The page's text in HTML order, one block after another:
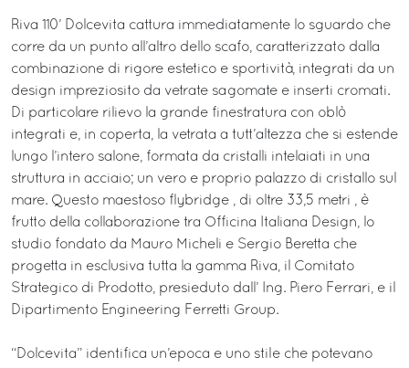
Riva 110’ Dolcevita cattura immediatamente lo sguardo che
corre da un punto all’altro dello scafo, caratterizzato dalla
combinazione di rigore estetico e sportività, integrati da un
design impreziosito da vetrate sagomate e inserti cromati.
Di particolare rilievo la grande finestratura con oblò
integrati e, in coperta, la vetrata a tutt’altezza che si estende
lungo l’intero salone, formata da cristalli intelaiati in una
struttura in acciaio; un vero e proprio palazzo di cristallo sul
mare. Questo maestoso flybridge , di oltre 33,5 metri , è
frutto della collaborazione tra Officina Italiana Design, lo
studio fondato da Mauro Micheli e Sergio Beretta che
progetta in esclusiva tutta la gamma Riva, il Comitato
Strategico di Prodotto, presieduto dall’ Ing. Piero Ferrari, e il
Dipartimento Engineering Ferretti Group.
“Dolcevita” identifica un’epoca e uno stile che potevano